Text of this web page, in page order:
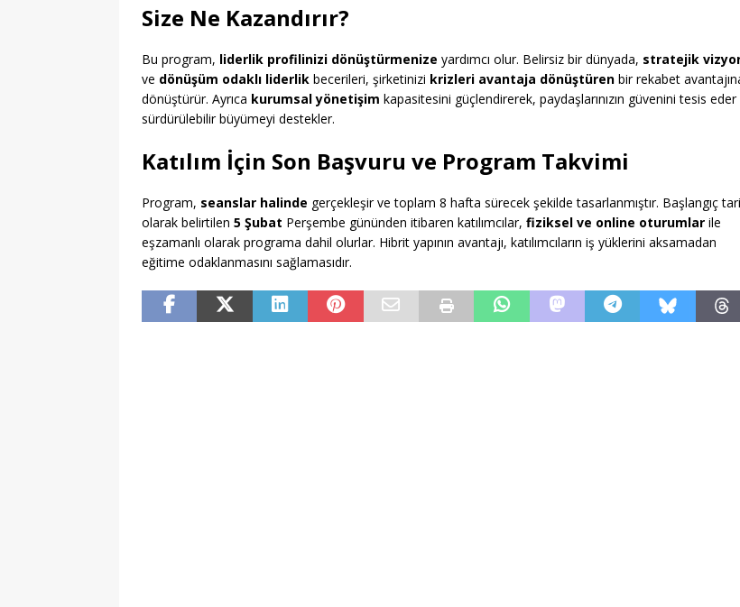
Size Ne Kazandırır?
Bu program, liderlik profilinizi dönüştürmenize yardımcı olur. Belirsiz bir dünyada, stratejik
ve dönüşüm odaklı liderlik becerileri, şirketinizi krizleri avantaja dönüştüren bir rekabet
dönüştürür. Ayrıca kurumsal yönetişim kapasitesini güçlendirerek, paydaşlarınızın güvenini tesis eder
sürdürülebilir büyümeyi destekler.
Katılım İçin Son Başvuru ve Program Takvimi
Program, seanslar halinde gerçekleşir ve toplam 8 hafta sürecek şekilde tasarlanmıştır. Başlangıç
olarak belirtilen 5 Şubat Perşembe gününden itibaren katılımcılar, fiziksel ve online oturumlar ile
eşzamanlı olarak programa dahil olurlar. Hibrit yapının avantajı, katılımcıların iş yüklerini aksamadan
eğitime odaklanmasını sağlamasıdır.